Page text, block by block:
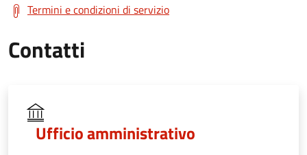
Termini e condizioni di servizio
Contatti
Ufficio amministrativo